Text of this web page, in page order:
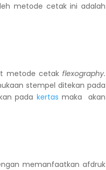
metode cetak ini adalah
metode cetakflexography.
stempel ditekan pada
pada kertas maka akan
memanfaatkan afdruk